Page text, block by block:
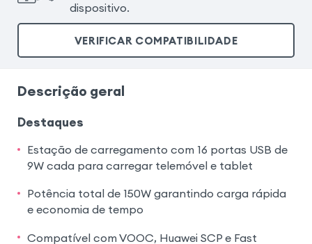
dispositivo.
VERIFICAR COMPATIBILIDADE
Descrição geral
Destaques
Estação de carregamento com 16 portas USB de
9W cada para carregar telemóvel e tablet
Potência total de 150W garantindo carga rápida
e economia de tempo
Compatível com VOOC, Huawei SCP e Fast